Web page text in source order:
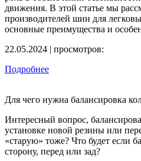
движения. В этой статье мы
производителей шин для
основные преимущества и
22.05.2024 | просмотров:
Подробнее
Для чего нужна балансировка
Интересный вопрос,
установке новой резины или
«старую» тоже? Что будет если
сторону, перед или зад?